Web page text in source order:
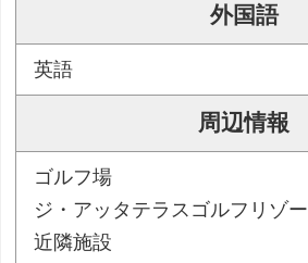
外国語
英語
周辺情報
ゴルフ場
ジ・アッタテラスゴルフリゾー
近隣施設